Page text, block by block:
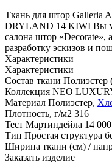
Ткань для штор Galleria
DRYLAND 14 KIWI Вы
салона штор «Decorate»,
разработку эскизов и
Характеристики
Характеристики
Состав ткани Полиэстер
Коллекция NEO
Материал Полиэстер,
Плотность, г/м2 316
Тест Мартиндейла 14 000
Тип Простая структура
Ширина ткани (см) /
Заказать изделие